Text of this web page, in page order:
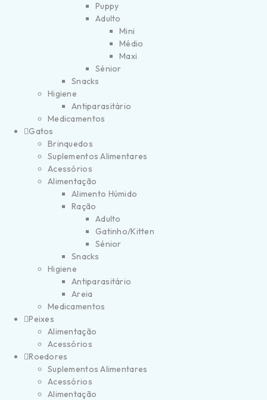
Puppy
Adulto
Mini
Médio
Maxi
Sénior
Snacks
Higiene
Antiparasitário
Medicamentos
Gatos
Brinquedos
Suplementos Alimentares
Acessórios
Alimentação
Alimento Húmido
Ração
Adulto
Gatinho/Kitten
Sénior
Snacks
Higiene
Antiparasitário
Areia
Medicamentos
Peixes
Alimentação
Acessórios
Roedores
Suplementos Alimentares
Acessórios
Alimentação